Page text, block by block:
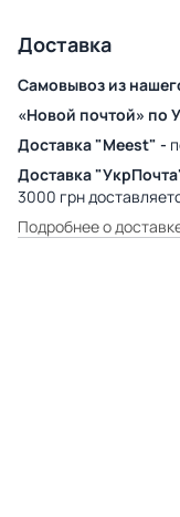
Доставка
Самовывоз из
«Новой почтой» по
Доставка "Meest" -
Доставка
3000 грн
Подробнее о